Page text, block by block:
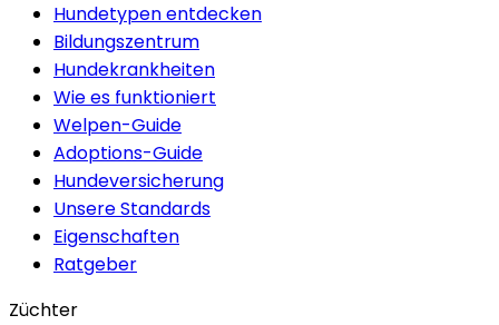
Hundetypen entdecken
Bildungszentrum
Hundekrankheiten
Wie es funktioniert
Welpen-Guide
Adoptions-Guide
Hundeversicherung
Unsere Standards
Eigenschaften
Ratgeber
Züchter